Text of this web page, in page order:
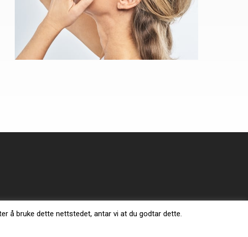
å bruke dette nettstedet, antar vi at du godtar dette.